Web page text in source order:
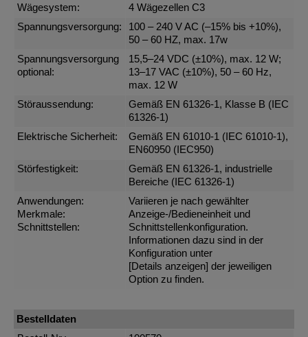
Wägesystem:
4 Wägezellen C3
Spannungsversorgung:
100 – 240 V AC (–15% bis +10%),
50 – 60 HZ, max. 17w
Spannungsversorgung
optional:
15,5–24 VDC (±10%), max. 12 W;
13–17 VAC (±10%), 50 – 60 Hz,
max. 12 W
Störaussendung:
Gemäß EN 61326-1, Klasse B (IEC
61326-1)
Elektrische Sicherheit:
Gemäß EN 61010-1 (IEC 61010-1),
EN60950 (IEC950)
Störfestigkeit:
Gemäß EN 61326-1, industrielle
Bereiche (IEC 61326-1)
Anwendungen:
Merkmale:
Schnittstellen:
Variieren je nach gewählter
Anzeige-/Bedieneinheit und
Schnittstellenkonfiguration.
Informationen dazu sind in der
Konfiguration unter
[Details anzeigen] der jeweiligen
Option zu finden.
Bestelldaten